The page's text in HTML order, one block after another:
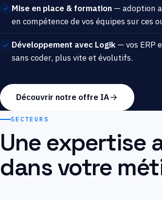
Mise en place & formation — adoption
en compétence de vos équipes sur ces
Développement avec Logik — vos ERP
sans coder, plus vite et évolutifs.
Découvrir notre offre IA
SECTEURS
Une expertise
dans votre